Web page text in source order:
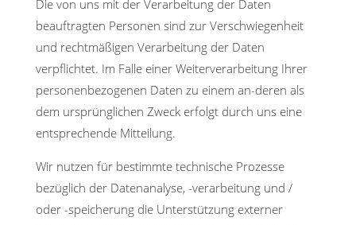
Die von uns mit der Verarbeitung der Daten
beauftragten Personen sind zur Verschwiegenheit
und rechtmäßigen Verarbeitung der Daten
verpflichtet. Im Falle einer Weiterverarbeitung Ihrer
personenbezogenen Daten zu einem an-deren als
dem ursprünglichen Zweck erfolgt durch uns eine
entsprechende Mitteilung.
Wir nutzen für bestimmte technische Prozesse
bezüglich der Datenanalyse, -verarbeitung und /
oder -speicherung die Unterstützung externer